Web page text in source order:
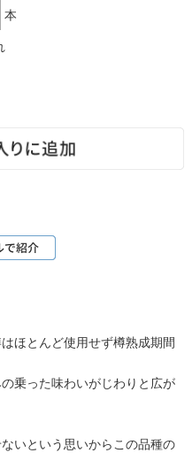
本
ほとんど使用せず樽熟成期間
乗った味わいがじわりと広が
いという思いからこの品種の